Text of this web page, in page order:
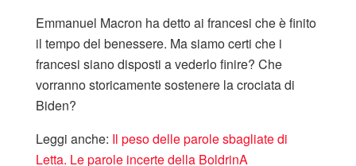
Emmanuel Macron ha detto ai francesi che è finito
il tempo del benessere. Ma siamo certi che i
francesi siano disposti a vederlo finire? Che
vorranno storicamente sostenere la crociata di
Biden?
Leggi anche: Il peso delle parole sbagliate di
Letta. Le parole incerte della BoldrinA